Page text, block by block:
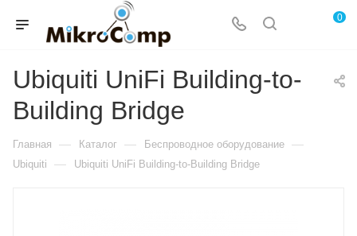
0
Ubiquiti UniFi Building-to-
Building Bridge
Главная — Каталог — Беспроводное оборудование —
Ubiquiti — Ubiquiti UniFi Building-to-Building Bridge